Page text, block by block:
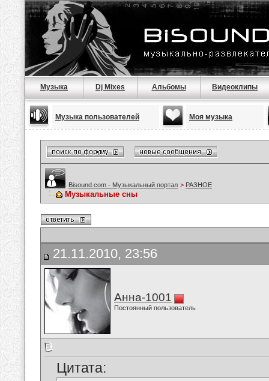
Музыка Dj Mixes Альбомы Видеоклипы
Музыка пользователей Моя музыка
Bisound.com - Музыкальный портал > РАЗНОЕ
Музыкальные сны
21.11.2010, 23:56
Анна-1001
Постоянный пользователь
Цитата: